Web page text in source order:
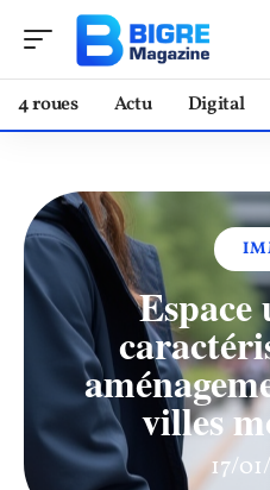
4 roues Actu Digital
villes
17/